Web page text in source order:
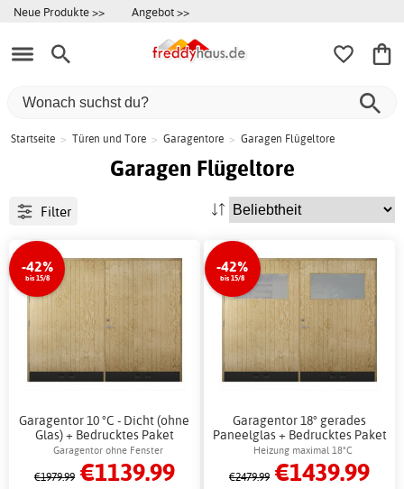
Neue Produkte >> Angebot >>
Startseite > Türen und Tore > Garagentore > Garagen Flügeltore
Garagen Flügeltore
Filter
-42%
bis 15/8
Garagentor 10 °C - Dicht (ohne
Glas) + Bedrucktes Paket
Garagentor ohne Fenster
€1979.99 €1139.99
-42%
bis 15/8
Garagentor 18° gerades
Paneelglas + Bedrucktes Paket
Heizung maximal 18°C
€2479.99 €1439.99